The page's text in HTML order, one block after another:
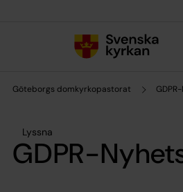
Göteborgs domkyrkopastorat
Lyssna
GDPR-